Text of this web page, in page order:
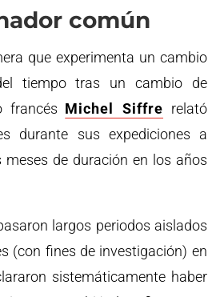
común
que experimenta un cambio
tiempo tras un cambio de
francés Michel Siffre relató
durante sus expediciones a
de duración en los años
largos periodos aislados
(con fines de investigación) en
sistemáticamente haber